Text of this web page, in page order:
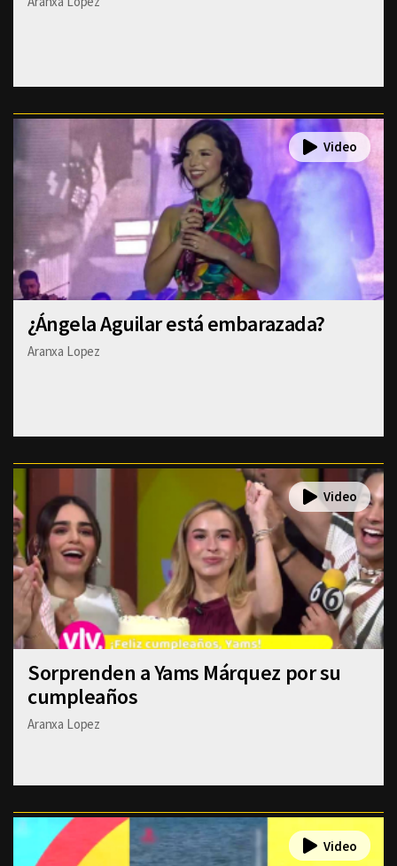
¿Ángela Aguilar está embarazada?
Aranxa Lopez
Sorprenden a Yams Márquez por su
cumpleaños
Aranxa Lopez